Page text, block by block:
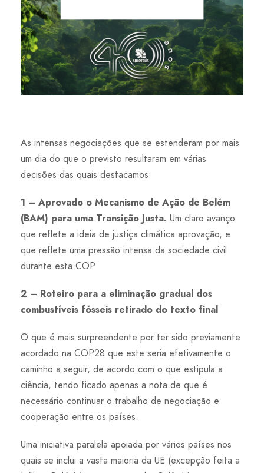
As intensas negociações que se estenderam por mais
um dia do que o previsto resultaram em várias
decisões das quais destacamos:
1 – Aprovado o Mecanismo de Ação de Belém
(BAM) para uma Transição Justa. Um claro avanço
que reflete a ideia de justiça climática aprovação, e
que reflete uma pressão intensa da sociedade civil
durante esta COP
2 – Roteiro para a eliminação gradual dos
combustíveis fósseis retirado do texto final
O que é mais surpreendente por ter sido previamente
acordado na COP28 que este seria efetivamente o
caminho a seguir, de acordo com o que estipula a
ciência, tendo ficado apenas a nota de que é
necessário continuar o trabalho de negociação e
cooperação entre os países.
Uma iniciativa paralela apoiada por vários países nos
quais se inclui a vasta maioria da UE (excepção feita a